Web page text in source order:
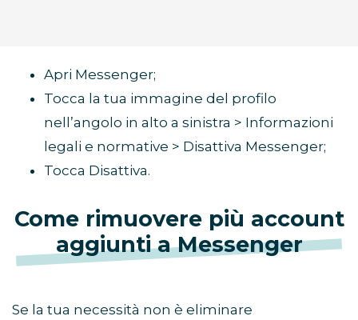
Apri Messenger;
Tocca la tua immagine del profilo
nell’angolo in alto a sinistra > Informazioni
legali e normative > Disattiva Messenger;
Tocca Disattiva.
Come rimuovere più account
aggiunti a Messenger
Se la tua necessità non è eliminare